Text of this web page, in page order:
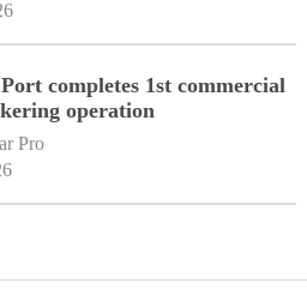
completes 1st commercial
operation
Pro